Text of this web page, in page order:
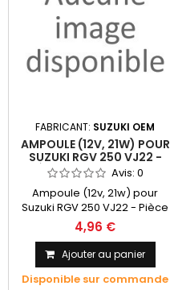
FABRICANT: SUZUKI OEM
AMPOULE (12V, 21W) POUR
SUZUKI RGV 250 VJ22 -
PIÈCE D'ORIGINE SUZUKI
OEM
Avis: 0
Ampoule (12v, 21w) pour
Suzuki RGV 250 VJ22 - Pièce
d'origine SUZUKI OEM
4,96 €
Ajouter au panier
Disponible sur commande